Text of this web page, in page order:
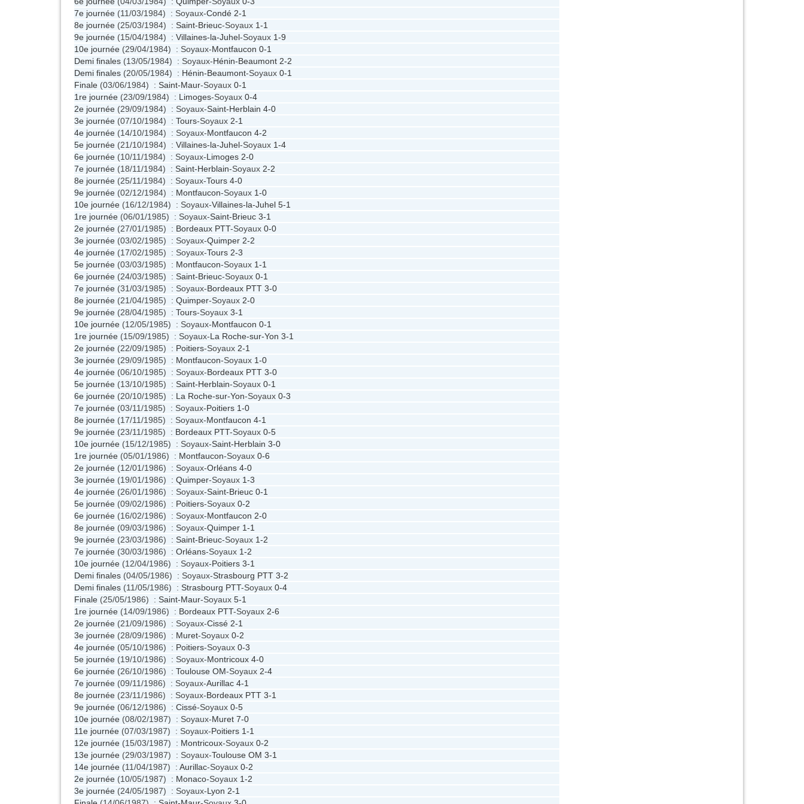
7e journée (11/03/1984) : Soyaux-Condé 2-1
8e journée (25/03/1984) : Saint-Brieuc-Soyaux 1-1
9e journée (15/04/1984) : Villaines-la-Juhel-Soyaux 1-9
10e journée (29/04/1984) : Soyaux-Montfaucon 0-1
Demi finales (13/05/1984) : Soyaux-Hénin-Beaumont 2-2
Demi finales (20/05/1984) : Hénin-Beaumont-Soyaux 0-1
Finale (03/06/1984) : Saint-Maur-Soyaux 0-1
1re journée (23/09/1984) : Limoges-Soyaux 0-4
2e journée (29/09/1984) : Soyaux-Saint-Herblain 4-0
3e journée (07/10/1984) : Tours-Soyaux 2-1
4e journée (14/10/1984) : Soyaux-Montfaucon 4-2
5e journée (21/10/1984) : Villaines-la-Juhel-Soyaux 1-4
6e journée (10/11/1984) : Soyaux-Limoges 2-0
7e journée (18/11/1984) : Saint-Herblain-Soyaux 2-2
8e journée (25/11/1984) : Soyaux-Tours 4-0
9e journée (02/12/1984) : Montfaucon-Soyaux 1-0
10e journée (16/12/1984) : Soyaux-Villaines-la-Juhel 5-1
1re journée (06/01/1985) : Soyaux-Saint-Brieuc 3-1
2e journée (27/01/1985) : Bordeaux PTT-Soyaux 0-0
3e journée (03/02/1985) : Soyaux-Quimper 2-2
4e journée (17/02/1985) : Soyaux-Tours 2-3
5e journée (03/03/1985) : Montfaucon-Soyaux 1-1
6e journée (24/03/1985) : Saint-Brieuc-Soyaux 0-1
7e journée (31/03/1985) : Soyaux-Bordeaux PTT 3-0
8e journée (21/04/1985) : Quimper-Soyaux 2-0
9e journée (28/04/1985) : Tours-Soyaux 3-1
10e journée (12/05/1985) : Soyaux-Montfaucon 0-1
1re journée (15/09/1985) : Soyaux-La Roche-sur-Yon 3-1
2e journée (22/09/1985) : Poitiers-Soyaux 2-1
3e journée (29/09/1985) : Montfaucon-Soyaux 1-0
4e journée (06/10/1985) : Soyaux-Bordeaux PTT 3-0
5e journée (13/10/1985) : Saint-Herblain-Soyaux 0-1
6e journée (20/10/1985) : La Roche-sur-Yon-Soyaux 0-3
7e journée (03/11/1985) : Soyaux-Poitiers 1-0
8e journée (17/11/1985) : Soyaux-Montfaucon 4-1
9e journée (23/11/1985) : Bordeaux PTT-Soyaux 0-5
10e journée (15/12/1985) : Soyaux-Saint-Herblain 3-0
1re journée (05/01/1986) : Montfaucon-Soyaux 0-6
2e journée (12/01/1986) : Soyaux-Orléans 4-0
3e journée (19/01/1986) : Quimper-Soyaux 1-3
4e journée (26/01/1986) : Soyaux-Saint-Brieuc 0-1
5e journée (09/02/1986) : Poitiers-Soyaux 0-2
6e journée (16/02/1986) : Soyaux-Montfaucon 2-0
8e journée (09/03/1986) : Soyaux-Quimper 1-1
9e journée (23/03/1986) : Saint-Brieuc-Soyaux 1-2
7e journée (30/03/1986) : Orléans-Soyaux 1-2
10e journée (12/04/1986) : Soyaux-Poitiers 3-1
Demi finales (04/05/1986) : Soyaux-Strasbourg PTT 3-2
Demi finales (11/05/1986) : Strasbourg PTT-Soyaux 0-4
Finale (25/05/1986) : Saint-Maur-Soyaux 5-1
1re journée (14/09/1986) : Bordeaux PTT-Soyaux 2-6
2e journée (21/09/1986) : Soyaux-Cissé 2-1
3e journée (28/09/1986) : Muret-Soyaux 0-2
4e journée (05/10/1986) : Poitiers-Soyaux 0-3
5e journée (19/10/1986) : Soyaux-Montricoux 4-0
6e journée (26/10/1986) : Toulouse OM-Soyaux 2-4
7e journée (09/11/1986) : Soyaux-Aurillac 4-1
8e journée (23/11/1986) : Soyaux-Bordeaux PTT 3-1
9e journée (06/12/1986) : Cissé-Soyaux 0-5
10e journée (08/02/1987) : Soyaux-Muret 7-0
11e journée (07/03/1987) : Soyaux-Poitiers 1-1
12e journée (15/03/1987) : Montricoux-Soyaux 0-2
13e journée (29/03/1987) : Soyaux-Toulouse OM 3-1
14e journée (11/04/1987) : Aurillac-Soyaux 0-2
2e journée (10/05/1987) : Monaco-Soyaux 1-2
3e journée (24/05/1987) : Soyaux-Lyon 2-1